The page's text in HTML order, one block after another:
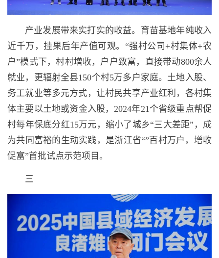
产业发展带来实打实的收益。育苗基地年纯收入
近千万，挂果后年产值可观。“强村公司+村集体+农
户”模式下，村村增收，户户致富，直接带动800余人
就业，更辐射全县150个村5万多户家庭。土地入股、
务工就业等多元方式，让村民共享产业红利，各村集
体主要以土地或资金入股，2024年21个省级重点帮促
村每年保底分红15万元，缩小了城乡“三大差距”，成
为共同富裕的生动实践，是浙江省“”百村万户，增收
促富”首批试点示范项目。
三